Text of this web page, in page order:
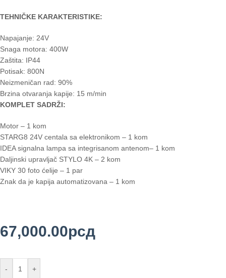
TEHNIČKE KARAKTERISTIKE:
Napajanje: 24V
Snaga motora: 400W
Zaštita: IP44
Potisak: 800N
Neizmeničan rad: 90%
Brzina otvaranja kapije: 15 m/min
KOMPLET SADRŽI:
Motor – 1 kom
STARG8 24V centala sa elektronikom – 1 kom
IDEA signalna lampa sa integrisanom antenom– 1 kom
Daljinski upravljač STYLO 4K – 2 kom
VIKY 30 foto ćelije – 1 par
Znak da je kapija automatizovana – 1 kom
67,000.00рсд
- +